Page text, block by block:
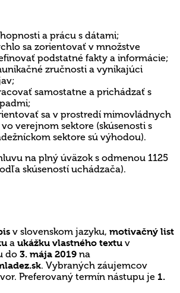
a prácu s dátami;
sa zorientovať v množstve
podstatné fakty a informácie;
zručnosti a vynikajúci
samostatne a prichádzať s
sa v prostredí mimovládnych
verejnom sektore (skúsenosti s
sektore sú výhodou).
na plný úväzok s odmenou 1125
skúseností uchádzača).
v slovenskom jazyku, motivačný list
a ukážku vlastného textu v
do 3. mája 2019 na
. Vybraných záujemcov
Preferovaný termín nástupu je 1.